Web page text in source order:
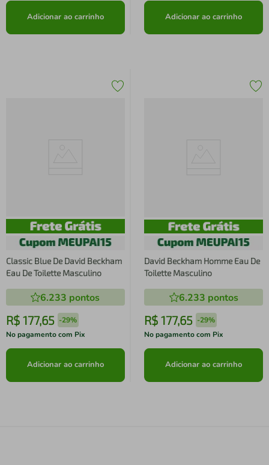
Adicionar ao carrinho Adicionar ao carrinho
Classic Blue De David Beckham
Eau De Toilette Masculino
6.233 pontos
R$ 177,65 -29%
No pagamento com Pix
Adicionar ao carrinho
David Beckham Homme Eau De
Toilette Masculino
6.233 pontos
R$ 177,65 -29%
No pagamento com Pix
Adicionar ao carrinho